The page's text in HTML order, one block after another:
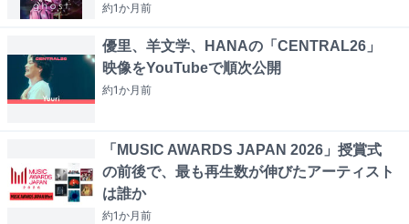
約1か月前
優里、羊文学、HANAの「CENTRAL26」
映像をYouTubeで順次公開
約1か月前
「MUSIC AWARDS JAPAN 2026」授賞式
の前後で、最も再生数が伸びたアーティスト
は誰か
約1か月前